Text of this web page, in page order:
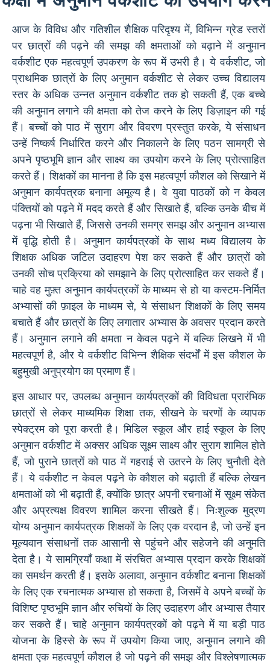
आज के विविध और गतिशील शैक्षिक परिदृश्य में, विभिन्न ग्रेड स्तरों
पर छात्रों की पढ़ने की समझ की क्षमताओं को बढ़ाने में अनुमान
वर्कशीट एक महत्वपूर्ण उपकरण के रूप में उभरी है। ये वर्कशीट, जो
प्राथमिक छात्रों के लिए अनुमान वर्कशीट से लेकर उच्च विद्यालय
स्तर के अधिक उन्नत अनुमान वर्कशीट तक हो सकती हैं, एक बच्चे
की अनुमान लगाने की क्षमता को तेज करने के लिए डिज़ाइन की गई
हैं। बच्चों को पाठ में सुराग और विवरण प्रस्तुत करके, ये संसाधन
उन्हें निष्कर्ष निर्धारित करने और निकालने के लिए पठन सामग्री से
अपने पृष्ठभूमि ज्ञान और साक्ष्य का उपयोग करने के लिए प्रोत्साहित
करते हैं। शिक्षकों का मानना ​​है कि इस महत्वपूर्ण कौशल को सिखाने में
अनुमान कार्यपत्रक बनाना अमूल्य है। वे युवा पाठकों को न केवल
पंक्तियों को पढ़ने में मदद करते हैं और सिखाते हैं, बल्कि उनके बीच में
पढ़ना भी सिखाते हैं, जिससे उनकी समग्र समझ और अनुमान अभ्यास
में वृद्धि होती है। अनुमान कार्यपत्रकों के साथ मध्य विद्यालय के
शिक्षक अधिक जटिल उदाहरण पेश कर सकते हैं और छात्रों को
उनकी सोच प्रक्रिया को समझाने के लिए प्रोत्साहित कर सकते हैं।
चाहे वह मुफ़्त अनुमान कार्यपत्रकों के माध्यम से हो या कस्टम-निर्मित
अभ्यासों की फ़ाइल के माध्यम से, ये संसाधन शिक्षकों के लिए समय
बचाते हैं और छात्रों के लिए लगातार अभ्यास के अवसर प्रदान करते
हैं। अनुमान लगाने की क्षमता न केवल पढ़ने में बल्कि लिखने में भी
महत्वपूर्ण है, और ये वर्कशीट विभिन्न शैक्षिक संदर्भों में इस कौशल के
बहुमुखी अनुप्रयोग का प्रमाण हैं।
इस आधार पर, उपलब्ध अनुमान कार्यपत्रकों की विविधता प्रारंभिक
छात्रों से लेकर माध्यमिक शिक्षा तक, सीखने के चरणों के व्यापक
स्पेक्ट्रम को पूरा करती है। मिडिल स्कूल और हाई स्कूल के लिए
अनुमान वर्कशीट में अक्सर अधिक सूक्ष्म साक्ष्य और सुराग शामिल होते
हैं, जो पुराने छात्रों को पाठ में गहराई से उतरने के लिए चुनौती देते
हैं। ये वर्कशीट न केवल पढ़ने के कौशल को बढ़ाती हैं बल्कि लेखन
क्षमताओं को भी बढ़ाती हैं, क्योंकि छात्र अपनी रचनाओं में सूक्ष्म संकेत
और अप्रत्यक्ष विवरण शामिल करना सीखते हैं। निःशुल्क मुद्रण
योग्य अनुमान कार्यपत्रक शिक्षकों के लिए एक वरदान है, जो उन्हें इन
मूल्यवान संसाधनों तक आसानी से पहुंचने और सहेजने की अनुमति
देता है। ये सामग्रियाँ कक्षा में संरचित अभ्यास प्रदान करके शिक्षकों
का समर्थन करती हैं। इसके अलावा, अनुमान वर्कशीट बनाना शिक्षकों
के लिए एक रचनात्मक अभ्यास हो सकता है, जिसमें वे अपने बच्चों के
विशिष्ट पृष्ठभूमि ज्ञान और रुचियों के लिए उदाहरण और अभ्यास तैयार
कर सकते हैं। चाहे अनुमान कार्यपत्रकों को पढ़ने में या बड़ी पाठ
योजना के हिस्से के रूप में उपयोग किया जाए, अनुमान लगाने की
क्षमता एक महत्वपूर्ण कौशल है जो पढ़ने की समझ और विश्लेषणात्मक